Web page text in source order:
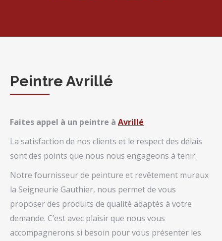
Peintre Avrillé
Faites appel à un peintre à Avrillé
La satisfaction de nos clients et le respect des délais
sont des points que nous nous engageons à tenir.
Notre fournisseur de peinture et revêtement muraux
la Seigneurie Gauthier, nous permet de vous
proposer des produits de qualité adaptés à votre
demande. C’est avec plaisir que nous vous
accompagnerons si besoin pour vous présenter les